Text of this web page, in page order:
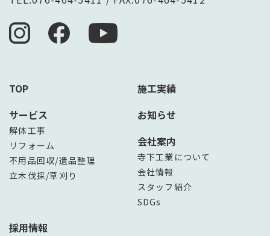
TOP
サービス
解体工事
リフォーム
不用品回収/遺品整理
立木伐採/草刈り
施工実績
お知らせ
会社案内
寺下工業について
会社情報
スタッフ紹介
SDGs
採用情報